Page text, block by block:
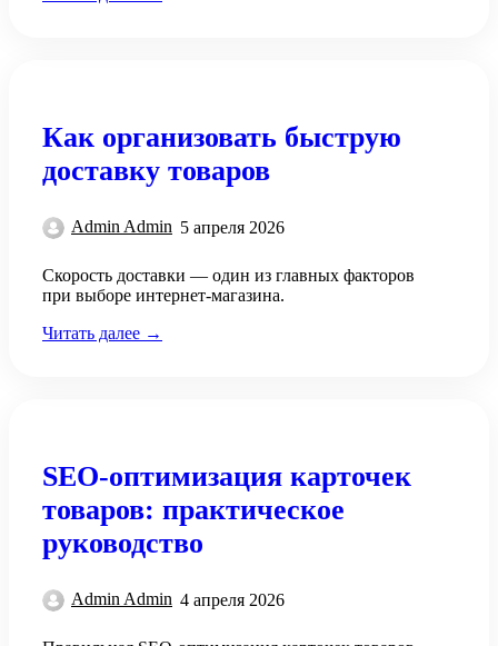
Как организовать быструю
доставку товаров
Admin Admin 5 апреля 2026
Скорость доставки — один из главных факторов
при выборе интернет-магазина.
Читать далее →
SEO-оптимизация карточек
товаров: практическое
руководство
Admin Admin 4 апреля 2026